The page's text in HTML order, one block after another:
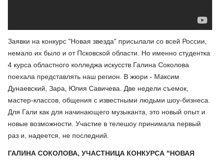
Заявки на конкурс "Новая звезда" присылали со всей России,
немало их было и от Псковской области. Но именно студентка
4 курса областного колледжа искусств Галина Соколова
поехала представлять наш регион. В жюри - Максим
Дунаевский, Зара, Юлия Савичева. Две недели съемок,
мастер-классов, общения с известными людьми шоу-бизнеса.
Для Гали как для начинающего музыканта, это новый опыт и
новые возможности. Участие в телешоу принимала первый
раз и, надеется, не последний.
ГАЛИНА СОКОЛОВА, УЧАСТНИЦА КОНКУРСА "НОВАЯ